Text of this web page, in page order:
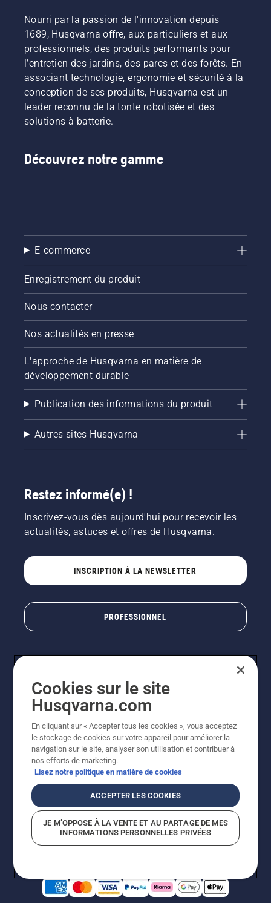
Nourri par la passion de l'innovation depuis
1689, Husqvarna offre, aux particuliers et aux
professionnels, des produits performants pour
l’entretien des jardins, des parcs et des forêts. En
associant technologie, ergonomie et sécurité à la
conception de ses produits, Husqvarna est un
leader reconnu de la tonte robotisée et des
solutions à batterie.
Découvrez notre gamme
E-commerce
Enregistrement du produit
Nous contacter
Nos actualités en presse
L'approche de Husqvarna en matière de
développement durable
Publication des informations du produit
Autres sites Husqvarna
Restez informé(e) !
Inscrivez-vous dès aujourd'hui pour recevoir les
actualités, astuces et offres de Husqvarna.
INSCRIPTION À LA NEWSLETTER
PROFESSIONNEL
© Husqvarna AB (publ). Tous droits réservés. Les prix
indiqués sont des prix de vente conseillés. Photos non
contractuelles. Tous les prix indiqués sont des prix de
disponible pour un achat direct.
Mentions légalesPolitique relative aux cookies
Conditions d'utilisation Avis de confidentialité
Égalité hommes femmesSignalement de violations présumées
Cookies sur le site
Husqvarna.com
En cliquant sur « Accepter tous les cookies », vous acceptez
le stockage de cookies sur votre appareil pour améliorer la
navigation sur le site, analyser son utilisation et contribuer à
nos efforts de marketing.
Lisez notre politique en matière de cookies
ACCEPTER LES COOKIES
JE M’OPPOSE À LA VENTE ET AU PARTAGE DE MES
INFORMATIONS PERSONNELLES PRIVÉES